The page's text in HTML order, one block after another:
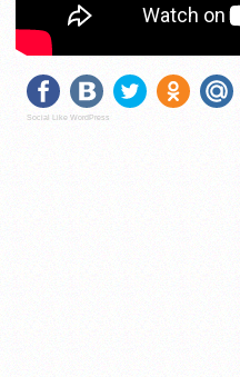
Social Like WordPress